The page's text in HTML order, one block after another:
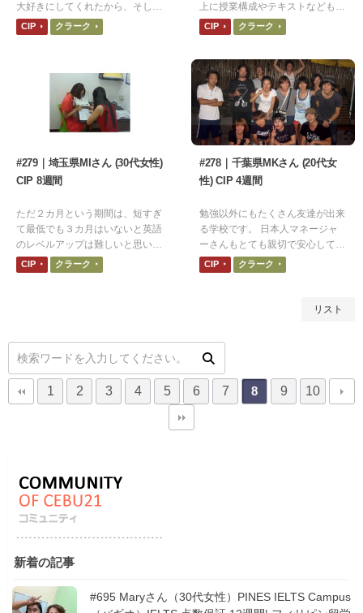
大好きにしてくれたから、そして
何よりそこには待っていてくれる
先生や仲間がいるから。
CIP クラーク
上に授業構成やテキストなども素
晴らしく、１週間の延長を申し出
たほどでした。
CIP クラーク
#279｜埼玉県MIさん (30代女性)
CIP 8週間
ただ２カ月という期間は、短すぎ
て最低でも３カ月はいないと英語
のレベルアップは難しいと思いま
す。毎日の授業はとても楽しく、
先生達にとても感謝しています。
CIP クラーク
#278｜千葉県MKさん (20代女
性) CIP 4週間
勉強以外にもたくさん友達が出来
る学校です。 日本人マネージャ
ーさんもとても親切で安心してＣ
ＩＰ生活を送ることができまし
た。
CIP クラーク
リスト
1 2 3 4 5 6 7 8 9 10
新着の記事
#695 Maryさん（30代女性）PINES IELTS Campus